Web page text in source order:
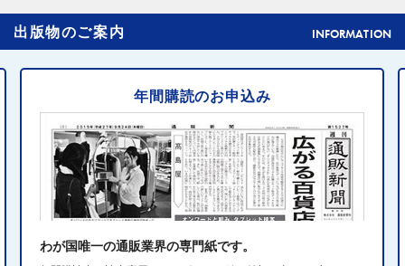
4
元ディノスの石川森生氏、ECのプロフェッショナルらの
共助型ネットワーク組織立ち上げ
2024年10月31日 14:10
消費者庁、美容液通販に特定商取引法違反で9カ月の業務
停止命令
2024年10月31日 14:32
り込み
出版物のご案内 INFORMATION
年間購読のお申込み
わが国唯一の通販業界の専門紙です。